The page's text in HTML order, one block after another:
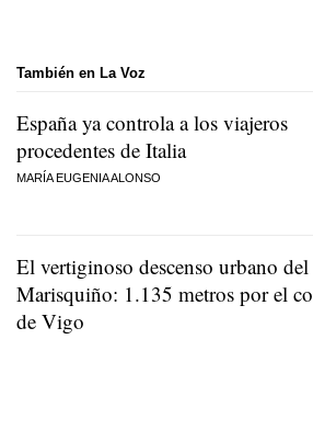
También en La Voz
España ya controla a los viajeros
procedentes de Italia
MARÍA EUGENIA ALONSO
El vertiginoso descenso urbano del
Marisquiño: 1.135 metros por el
de Vigo